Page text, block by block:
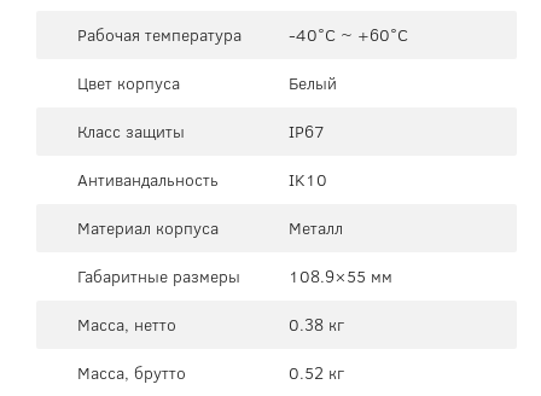
Рабочая температура
-40°C ~ +60°C
Цвет корпуса
Белый
Класс защиты
IP67
Антивандальность
IK10
Материал корпуса
Металл
Габаритные размеры
108.9×55 мм
Масса, нетто
0.38 кг
Масса, брутто
0.52 кг